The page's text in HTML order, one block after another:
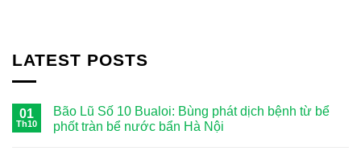
LATEST POSTS
01
Th10
Bão Lũ Số 10 Bualoi: Bùng phát dịch bệnh từ bể
phốt tràn bể nước bẩn Hà Nội